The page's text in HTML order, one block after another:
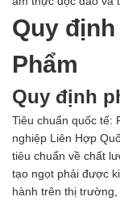
Quy
Phẩm
Quy định
Tiêu chuẩn quốc tế:
nghiệp Liên Hợp
tiêu chuẩn về chất
tạo ngọt phải được
hành trên thị